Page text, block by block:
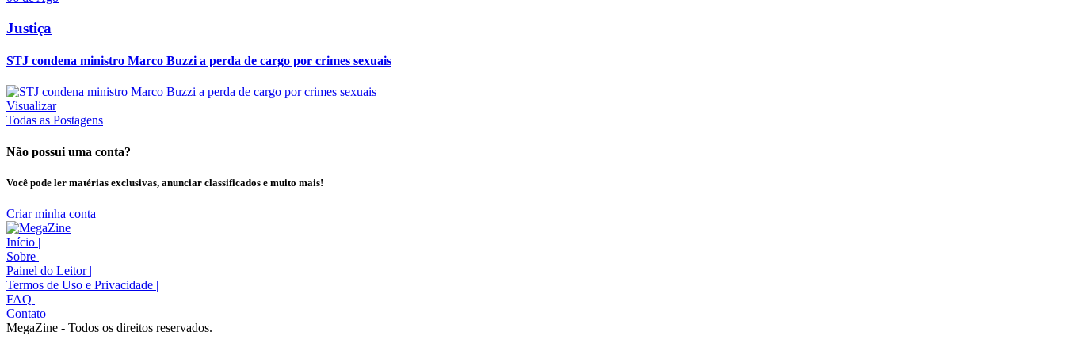
Justiça
STJ condena ministro Marco Buzzi a perda de cargo por crimes sexuais
Visualizar
Todas as Postagens
Não possui uma conta?
Você pode ler matérias exclusivas, anunciar classificados e muito mais!
Criar minha conta
Início |
Sobre |
Painel do Leitor |
Termos de Uso e Privacidade |
FAQ |
Contato
MegaZine - Todos os direitos reservados.